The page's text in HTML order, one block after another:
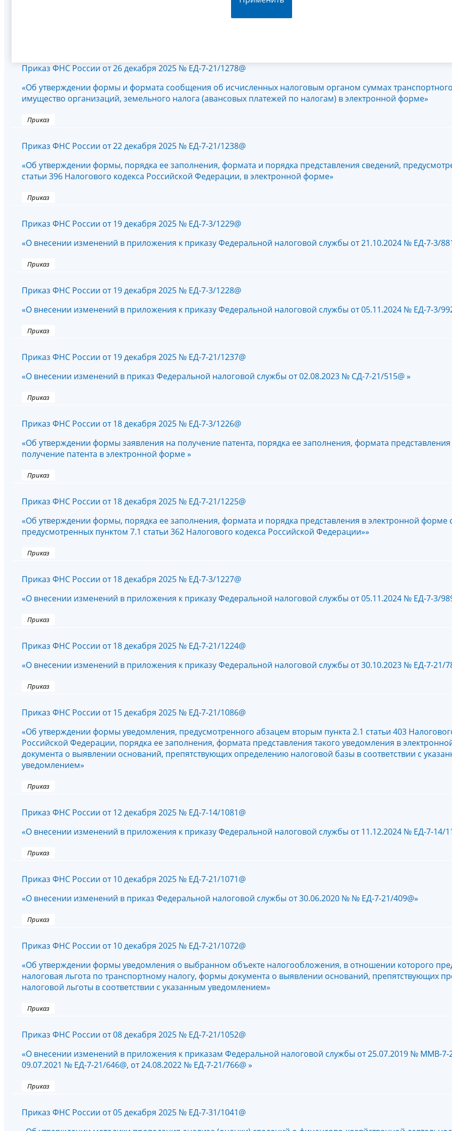
Приказ ФНС России от 26 декабря 2025 № ЕД-7-21/1278@
«Об утверждении формы и формата сообщения об исчисленных налоговым органом суммах транспортного
имущество организаций, земельного налога (авансовых платежей по налогам) в электронной форме»
Приказ
Приказ ФНС России от 22 декабря 2025 № ЕД-7-21/1238@
«Об утверждении формы, порядка ее заполнения, формата и порядка представления сведений,
статьи 396 Налогового кодекса Российской Федерации, в электронной форме»
Приказ
Приказ ФНС России от 19 декабря 2025 № ЕД-7-3/1229@
«О внесении изменений в приложения к приказу Федеральной налоговой службы от 21.10.2024 № ЕД-7-3/
Приказ
Приказ ФНС России от 19 декабря 2025 № ЕД-7-3/1228@
«О внесении изменений в приложения к приказу Федеральной налоговой службы от 05.11.2024 № ЕД-7-3/
Приказ
Приказ ФНС России от 19 декабря 2025 № ЕД-7-21/1237@
«О внесении изменений в приказ Федеральной налоговой службы от 02.08.2023 № СД-7-21/515@ »
Приказ
Приказ ФНС России от 18 декабря 2025 № ЕД-7-3/1226@
«Об утверждении формы заявления на получение патента, порядка ее заполнения, формата
получение патента в электронной форме »
Приказ
Приказ ФНС России от 18 декабря 2025 № ЕД-7-21/1225@
«Об утверждении формы, порядка ее заполнения, формата и порядка представления в электронной форме
предусмотренных пунктом 7.1 статьи 362 Налогового кодекса Российской Федерации»»
Приказ
Приказ ФНС России от 18 декабря 2025 № ЕД-7-3/1227@
«О внесении изменений в приложения к приказу Федеральной налоговой службы от 05.11.2024 № ЕД-7-3/
Приказ
Приказ ФНС России от 18 декабря 2025 № ЕД-7-21/1224@
«О внесении изменений в приложения к приказу Федеральной налоговой службы от 30.10.2023 № ЕД-7-21/
Приказ
Приказ ФНС России от 15 декабря 2025 № ЕД-7-21/1086@
«Об утверждении формы уведомления, предусмотренного абзацем вторым пункта 2.1 статьи 403
Российской Федерации, порядка ее заполнения, формата представления такого уведомления в
документа о выявлении оснований, препятствующих определению налоговой базы в соответствии с
уведомлением»
Приказ
Приказ ФНС России от 12 декабря 2025 № ЕД-7-14/1081@
«О внесении изменений в приложения к приказу Федеральной налоговой службы от 11.12.2024 № ЕД-7-14/
Приказ
Приказ ФНС России от 10 декабря 2025 № ЕД-7-21/1071@
«О внесении изменений в приказ Федеральной налоговой службы от 30.06.2020 № № ЕД-7-21/409@»
Приказ
Приказ ФНС России от 10 декабря 2025 № ЕД-7-21/1072@
«Об утверждении формы уведомления о выбранном объекте налогообложения, в отношении которого
налоговая льгота по транспортному налогу, формы документа о выявлении оснований, препятствующих
налоговой льготы в соответствии с указанным уведомлением»
Приказ
Приказ ФНС России от 08 декабря 2025 № ЕД-7-21/1052@
«О внесении изменений в приложения к приказам Федеральной налоговой службы от 25.07.2019 № ММВ-7-
09.07.2021 № ЕД-7-21/646@, от 24.08.2022 № ЕД-7-21/766@ »
Приказ
Приказ ФНС России от 05 декабря 2025 № ЕД-7-31/1041@